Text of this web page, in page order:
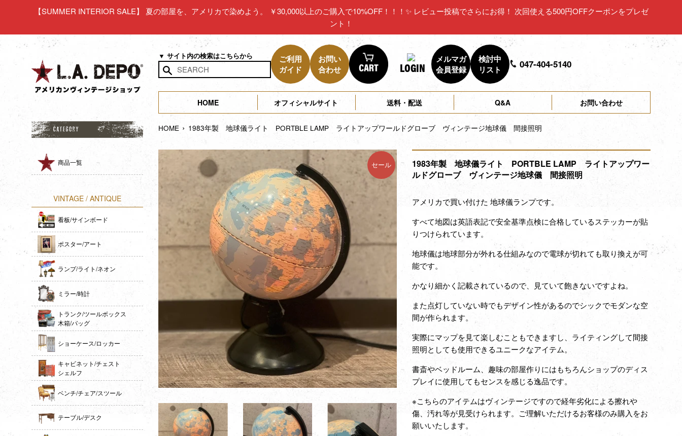
【SUMMER INTERIOR SALE】 夏の部屋を、アメリカで染めよう。 ￥30,000以上のご購入で10%OFF！！！✨ レビュー投稿でさらにお得！ 次回使える500円OFFクーポンをプレゼ
ント！
▼ サイト内の検索はこちらから
検
索
る
ご利用
ガイド
お問い
合わせ
LOGIN
メルマガ
会員登録
検討中
リスト
047-404-5140
HOME オフィシャルサイト 送料・配送 Q&A お問い合わせ
商品一覧
VINTAGE / ANTIQUE
看板/サインボード
ポスター/アート
ランプ/ライト/ネオン
ミラー/時計
トランク/ツールボックス
木箱/バッグ
ショーケース/ロッカー
キャビネット/チェスト
シェルフ
ベンチ/チェア/スツール
テーブル/デスク
HOME › 1983年製 地球儀ライト PORTBLE LAMP ライトアップワールドグローブ ヴィンテージ地球儀 間接照明
セール
1983年製 地球儀ライト PORTBLE LAMP ライトアップワー
ルドグローブ ヴィンテージ地球儀 間接照明
アメリカで買い付けた 地球儀ランプです。
すべて地図は英語表記で安全基準点検に合格しているステッカーが貼
りつけられています。
地球儀は地球部分が外れる仕組みなので電球が切れても取り換えが可
能です。
かなり細かく記載されているので、見ていて飽きないですよね。
また点灯していない時でもデザイン性があるのでシックでモダンな空
間が作られます。
実際にマップを見て楽しむこともできますし、ライティングして間接
照明としても使用できるユニークなアイテム。
書斎やベッドルーム、趣味の部屋作りにはもちろんショップのディス
プレイに使用してもセンスを感じる逸品です。
※こちらのアイテムはヴィンテージですので経年劣化による擦れや
傷、汚れ等が見受けられます。ご理解いただけるお客様のみ購入をお
願いいたします。